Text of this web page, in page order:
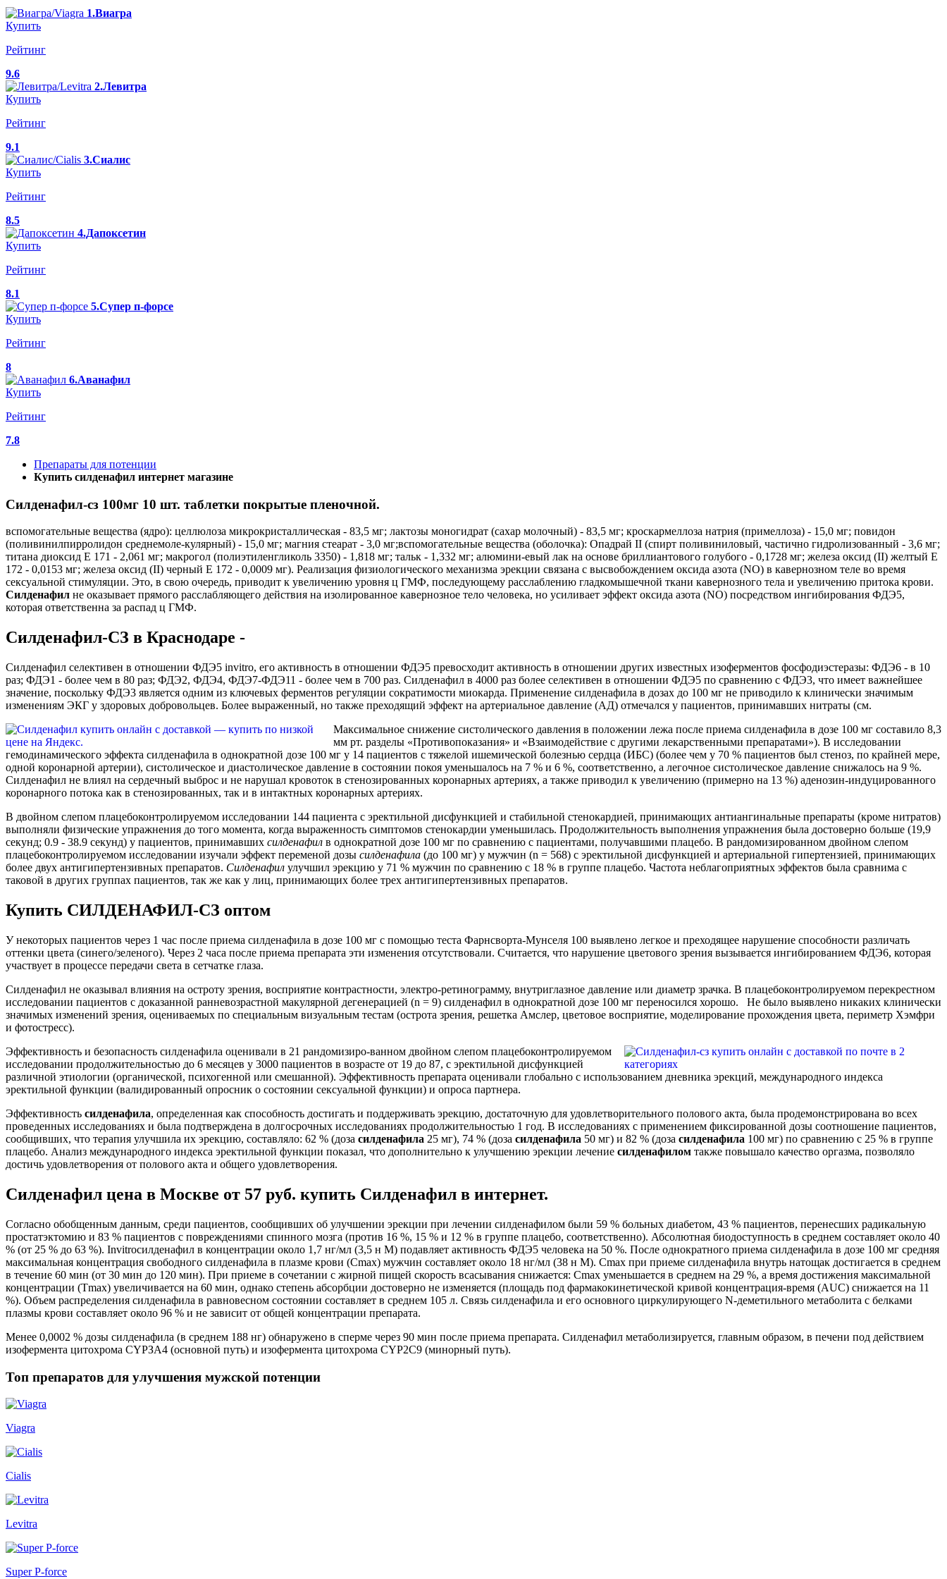
1.Виагра
Купить
Рейтинг
9.6
2.Левитра
Купить
Рейтинг
9.1
3.Сиалис
Купить
Рейтинг
8.5
4.Дапоксетин
Купить
Рейтинг
8.1
5.Супер п-форсе
Купить
Рейтинг
8
6.Аванафил
Купить
Рейтинг
7.8
Препараты для потенции
Купить силденафил интернет магазине
Силденафил-сз 100мг 10 шт. таблетки покрытые пленочной.
вспомогательные вещества (ядро): целлюлоза микрокристаллическая - 83,5 мг; лактозы моногидрат (сахар молочный) - 83,5 мг; кроскармеллоза натрия (примеллоза) - 15,0 мг; повидон
(поливинилпирролидон среднемоле-кулярный) - 15,0 мг; магния стеарат - 3,0 мг;вспомогательные вещества (оболочка): Опадрай II (спирт поливиниловый, частично гидролизованный - 3,6 мг;
титана диоксид Е 171 - 2,061 мг; макрогол (полиэтиленгликоль 3350) - 1,818 мг; тальк - 1,332 мг; алюмини-евый лак на основе бриллиантового голубого - 0,1728 мг; железа оксид (II) желтый Е
172 - 0,0153 мг; железа оксид (II) черный Е 172 - 0,0009 мг). Реализация физиологического механизма эрекции связана с высвобождением оксида азота (NO) в кавернозном теле во время
сексуальной стимуляции. Это, в свою очередь, приводит к увеличению уровня ц ГМФ, последующему расслаблению гладкомышечной ткани кавернозного тела и увеличению притока крови.
Силденафил не оказывает прямого расслабляющего действия на изолированное кавернозное тело человека, но усиливает эффект оксида азота (NO) посредством ингибирования ФДЭ5,
которая ответственна за распад ц ГМФ.
Силденафил-СЗ в Краснодаре -
Силденафил селективен в отношении ФДЭ5 invitro, его активность в отношении ФДЭ5 превосходит активность в отношении других известных изоферментов фосфодиэстеразы: ФДЭ6 - в 10
раз; ФДЭ1 - более чем в 80 раз; ФДЭ2, ФДЭ4, ФДЭ7-ФДЭ11 - более чем в 700 раз. Силденафил в 4000 раз более селективен в отношении ФДЭ5 по сравнению с ФДЭ3, что имеет важнейшее
значение, поскольку ФДЭ3 является одним из ключевых ферментов регуляции сократимости миокарда. Применение силденафила в дозах до 100 мг не приводило к клинически значимым
изменениям ЭКГ у здоровых добровольцев. Более выраженный, но также преходящий эффект на артериальное давление (АД) отмечался у пациентов, принимавших нитраты (см.
Максимальное снижение систолического давления в положении лежа после приема силденафила в дозе 100 мг составило 8,3
мм рт. разделы «Противопоказания» и «Взаимодействие с другими лекарственными препаратами»). В исследовании
гемодинамического эффекта силденафила в однократной дозе 100 мг у 14 пациентов с тяжелой ишемической болезнью сердца (ИБС) (более чем у 70 % пациентов был стеноз, по крайней мере,
одной коронарной артерии), систолическое и диастолическое давление в состоянии покоя уменьшалось на 7 % и 6 %, соответственно, а легочное систолическое давление снижалось на 9 %.
Силденафил не влиял на сердечный выброс и не нарушал кровоток в стенозированных коронарных артериях, а также приводил к увеличению (примерно на 13 %) аденозин-индуцированного
коронарного потока как в стенозированных, так и в интактных коронарных артериях.
В двойном слепом плацебоконтролируемом исследовании 144 пациента с эректильной дисфункцией и стабильной стенокардией, принимающих антиангинальные препараты (кроме нитратов)
выполняли физические упражнения до того момента, когда выраженность симптомов стенокардии уменьшилась. Продолжительность выполнения упражнения была достоверно больше (19,9
секунд; 0.9 - 38.9 секунд) у пациентов, принимавших силденафил в однократной дозе 100 мг по сравнению с пациентами, получавшими плацебо. В рандомизированном двойном слепом
плацебоконтролируемом исследовании изучали эффект переменой дозы силденафила (до 100 мг) у мужчин (n = 568) с эректильной дисфункцией и артериальной гипертензией, принимающих
более двух антигипертензивных препаратов. Силденафил улучшил эрекцию у 71 % мужчин по сравнению с 18 % в группе плацебо. Частота неблагоприятных эффектов была сравнима с
таковой в других группах пациентов, так же как у лиц, принимающих более трех антигипертензивных препаратов.
Купить СИЛДЕНАФИЛ-СЗ оптом
У некоторых пациентов через 1 час после приема силденафила в дозе 100 мг с помощью теста Фарнсворта-Мунселя 100 выявлено легкое и преходящее нарушение способности различать
оттенки цвета (синего/зеленого). Через 2 часа после приема препарата эти изменения отсутствовали. Считается, что нарушение цветового зрения вызывается ингибированием ФДЭ6, которая
участвует в процессе передачи света в сетчатке глаза.
Силденафил не оказывал влияния на остроту зрения, восприятие контрастности, электро-ретинограмму, внутриглазное давление или диаметр зрачка. В плацебоконтролируемом перекрестном
исследовании пациентов с доказанной ранневозрастной макулярной дегенерацией (n = 9) силденафил в однократной дозе 100 мг переносился хорошо. Не было выявлено никаких клинически
значимых изменений зрения, оцениваемых по специальным визуальным тестам (острота зрения, решетка Амслер, цветовое восприятие, моделирование прохождения цвета, периметр Хэмфри
и фотостресс).
Эффективность и безопасность силденафила оценивали в 21 рандомизиро-ванном двойном слепом плацебоконтролируемом
исследовании продолжительностью до 6 месяцев у 3000 пациентов в возрасте от 19 до 87, с эректильной дисфункцией
различной этиологии (органической, психогенной или смешанной). Эффективность препарата оценивали глобально с использованием дневника эрекций, международного индекса
эректильной функции (валидированный опросник о состоянии сексуальной функции) и опроса партнера.
Эффективность силденафила, определенная как способность достигать и поддерживать эрекцию, достаточную для удовлетворительного полового акта, была продемонстрирована во всех
проведенных исследованиях и была подтверждена в долгосрочных исследованиях продолжительностью 1 год. В исследованиях с применением фиксированной дозы соотношение пациентов,
сообщивших, что терапия улучшила их эрекцию, составляло: 62 % (доза силденафила 25 мг), 74 % (доза силденафила 50 мг) и 82 % (доза силденафила 100 мг) по сравнению с 25 % в группе
плацебо. Анализ международного индекса эректильной функции показал, что дополнительно к улучшению эрекции лечение силденафилом также повышало качество оргазма, позволяло
достичь удовлетворения от полового акта и общего удовлетворения.
Силденафил цена в Москве от 57 руб. купить Силденафил в интернет.
Согласно обобщенным данным, среди пациентов, сообщивших об улучшении эрекции при лечении силденафилом были 59 % больных диабетом, 43 % пациентов, перенесших радикальную
простатэктомию и 83 % пациентов с повреждениями спинного мозга (против 16 %, 15 % и 12 % в группе плацебо, соответственно). Абсолютная биодоступность в среднем составляет около 40
% (от 25 % до 63 %). Invitroсилденафил в концентрации около 1,7 нг/мл (3,5 н М) подавляет активность ФДЭ5 человека на 50 %. После однократного приема силденафила в дозе 100 мг средняя
максимальная концентрация свободного силденафила в плазме крови (Сmax) мужчин составляет около 18 нг/мл (38 н М). Сmax при приеме силденафила внутрь натощак достигается в среднем
в течение 60 мин (от 30 мин до 120 мин). При приеме в сочетании с жирной пищей скорость всасывания снижается: Сmax уменьшается в среднем на 29 %, а время достижения максимальной
концентрации (Тmax) увеличивается на 60 мин, однако степень абсорбции достоверно не изменяется (площадь под фармакокинетической кривой концентрация-время (AUC) снижается на 11
%). Объем распределения силденафила в равновесном состоянии составляет в среднем 105 л. Связь силденафила и его основного циркулирующего N-деметильного метаболита с белками
плазмы крови составляет около 96 % и не зависит от общей концентрации препарата.
Менее 0,0002 % дозы силденафила (в среднем 188 нг) обнаружено в сперме через 90 мин после приема препарата. Силденафил метаболизируется, главным образом, в печени под действием
изофермента цитохрома СYРЗА4 (основной путь) и изофермента цитохрома СYР2С9 (минорный путь).
Топ препаратов для улучшения мужской потенции
Viagra
Cialis
Levitra
Super P-force